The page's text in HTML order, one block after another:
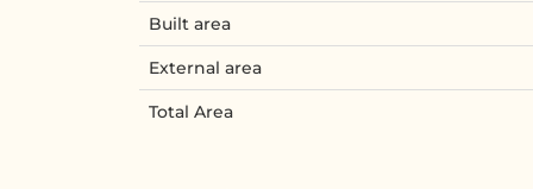
Built area
External area
Total Area